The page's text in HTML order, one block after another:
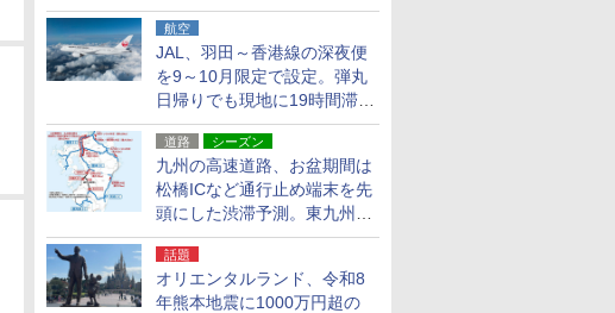
貨24種
航空
JAL、羽田～香港線の深夜便
を9～10月限定で設定。弾丸
日帰りでも現地に19時間滞在
できる
道路 シーズン
九州の高速道路、お盆期間は
松橋ICなど通行止め端末を先
頭にした渋滞予測。東九州道
への迂回は料金調整を実施
話題
オリエンタルランド、令和8
年熊本地震に1000万円超の